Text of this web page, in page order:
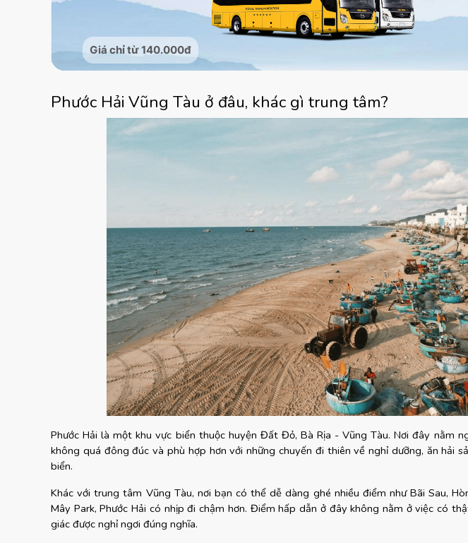
Phước Hải Vũng Tàu ở đâu, khác gì trung tâm?
Phước Hải là một khu vực biển thuộc huyện Đất Đỏ, Bà Rịa - Vũng Tàu. Nơi đây nằm
không quá đông đúc và phù hợp hơn với những chuyến đi thiên về nghỉ dưỡng, ăn hải
biển.
Khác với trung tâm Vũng Tàu, nơi bạn có thể dễ dàng ghé nhiều điểm như Bãi Sau,
Mây Park, Phước Hải có nhịp đi chậm hơn. Điểm hấp dẫn ở đây không nằm ở việc có
giác được nghỉ ngơi đúng nghĩa.